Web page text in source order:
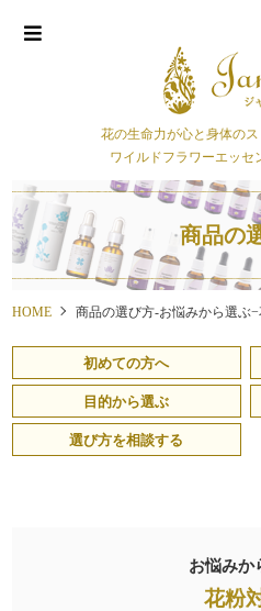
花の生命力が心と身体の
ワイルドフラワーエッセ
商品の
HOME 商品の選び方-お悩みから選ぶ
初めての方へ
目的から選ぶ
選び方を相談する
お悩みか
花粉